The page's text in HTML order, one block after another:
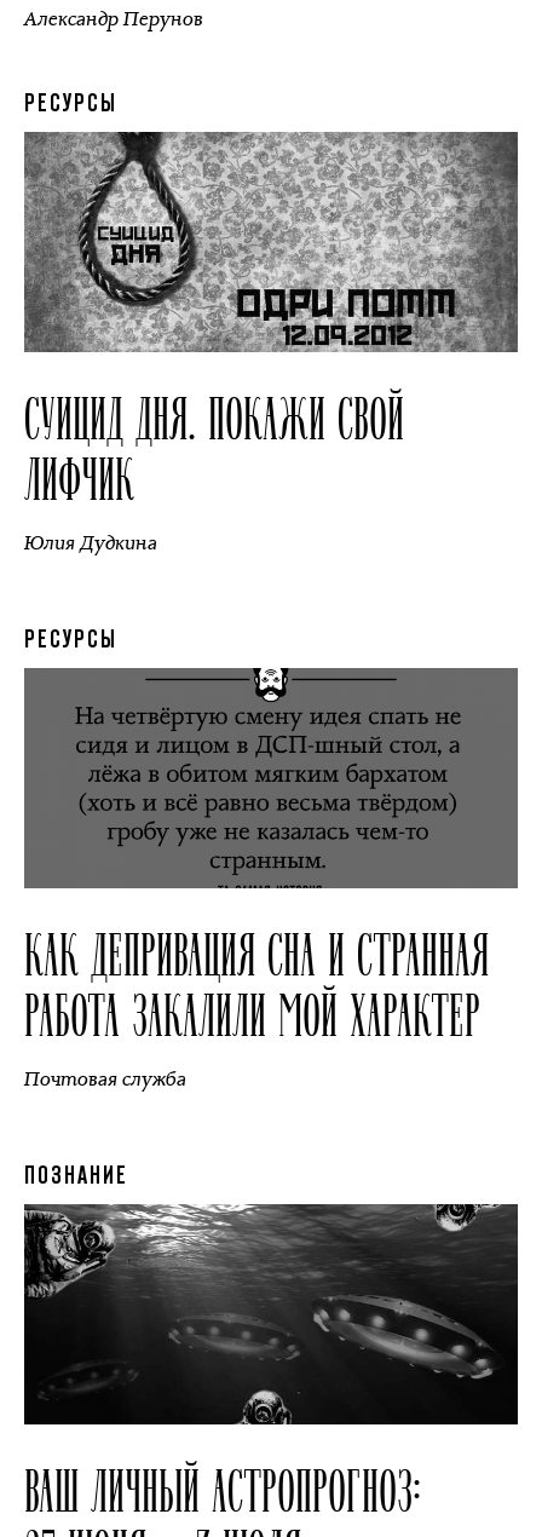
Александр Перунов
РЕСУРСЫ
СУИЦИД ДНЯ. ПОКАЖИ СВОЙ
ЛИФЧИК
Юлия Дудкина
РЕСУРСЫ
КАК ДЕПРИВАЦИЯ СНА И СТРАННАЯ
РАБОТА ЗАКАЛИЛИ МОЙ ХАРАКТЕР
Почтовая служба
ПОЗНАНИЕ
ВАШ ЛИЧНЫЙ АСТРОПРОГНОЗ: